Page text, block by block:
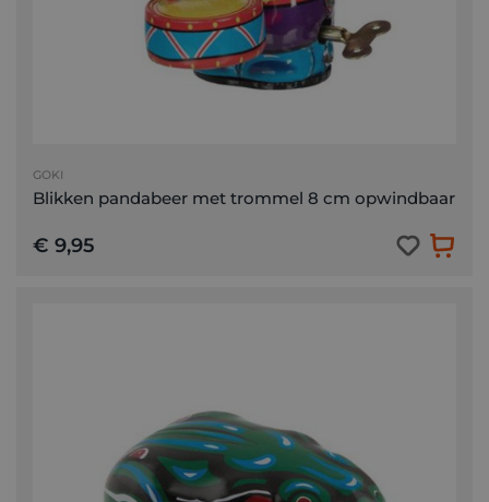
GOKI
Blikken pandabeer met trommel 8 cm opwindbaar
€ 9,95